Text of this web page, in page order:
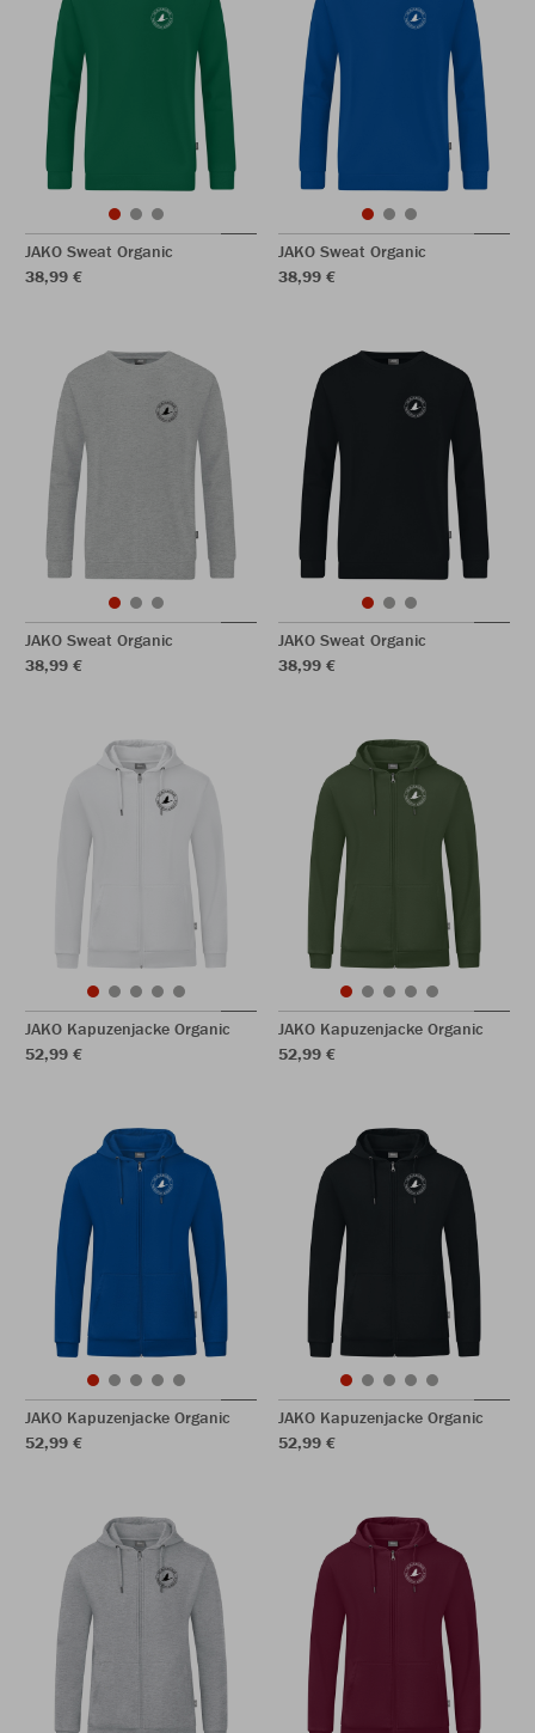
JAKO Sweat Organic
38,99 €
JAKO Sweat Organic
38,99 €
JAKO Sweat Organic
38,99 €
JAKO Sweat Organic
38,99 €
JAKO Kapuzenjacke Organic
52,99 €
JAKO Kapuzenjacke Organic
52,99 €
JAKO Kapuzenjacke Organic
52,99 €
JAKO Kapuzenjacke Organic
52,99 €